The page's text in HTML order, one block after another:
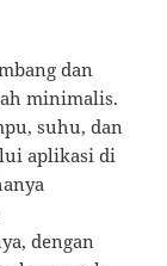
dan
minimalis.
suhu, dan
aplikasi di
dengan